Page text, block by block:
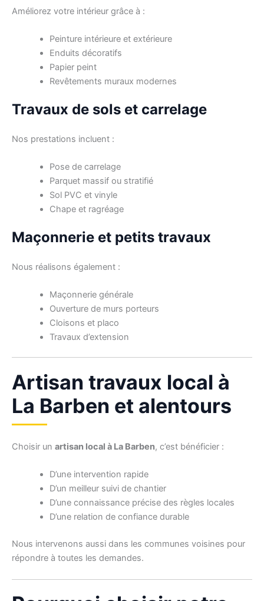
Améliorez votre intérieur grâce à :
Peinture intérieure et extérieure
Enduits décoratifs
Papier peint
Revêtements muraux modernes
Travaux de sols et carrelage
Nos prestations incluent :
Pose de carrelage
Parquet massif ou stratifié
Sol PVC et vinyle
Chape et ragréage
Maçonnerie et petits travaux
Nous réalisons également :
Maçonnerie générale
Ouverture de murs porteurs
Cloisons et placo
Travaux d’extension
Artisan travaux local à
La Barben et alentours
Choisir un artisan local à La Barben, c’est bénéficier :
D’une intervention rapide
D’un meilleur suivi de chantier
D’une connaissance précise des règles locales
D’une relation de confiance durable
Nous intervenons aussi dans les communes voisines pour
répondre à toutes les demandes.